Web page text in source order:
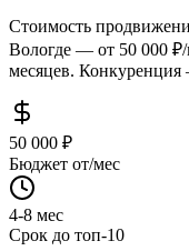
Стоимость
Вологде — от 50 000
месяцев.
50 000 ₽
Бюджет от/мес
4-8 мес
Срок до топ-10